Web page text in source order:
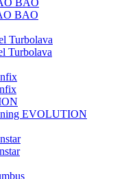
BAO
BAO
Turbolava
Turbolava
EVOLUTION